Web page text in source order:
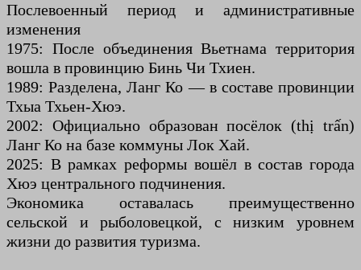
Послевоенный период и административные
изменения
1975: После объединения Вьетнама территория
вошла в провинцию Бинь Чи Тхиен.
1989: Разделена, Ланг Ко — в составе провинции
Тхыа Тхьен-Хюэ.
2002: Официально образован посёлок (thị trấn)
Ланг Ко на базе коммуны Лок Хай.
2025: В рамках реформы вошёл в состав города
Хюэ центрального подчинения.
Экономика оставалась преимущественно
сельской и рыболовецкой, с низким уровнем
жизни до развития туризма.